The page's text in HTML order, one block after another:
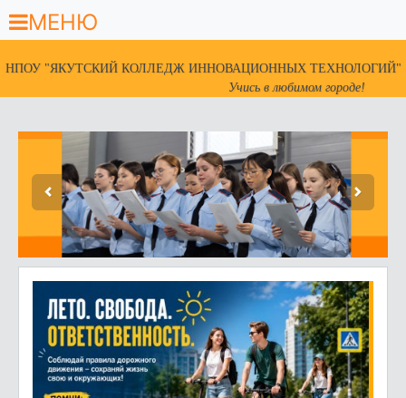
МЕНЮ
НПОУ "ЯКУТСКИЙ КОЛЛЕДЖ ИННОВАЦИОННЫХ ТЕХНОЛОГИЙ"
Учись в любимом городе!